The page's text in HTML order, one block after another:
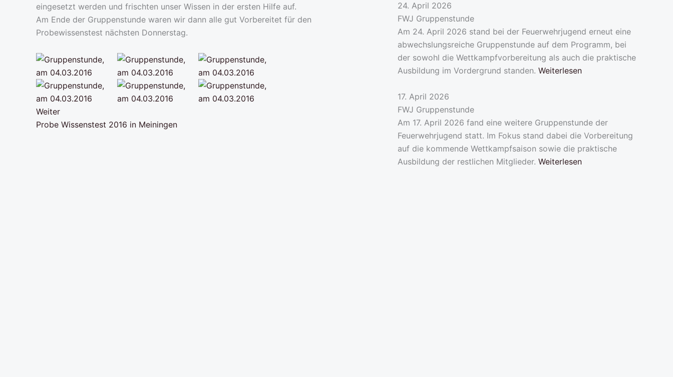
eingesetzt werden und frischten unser Wissen in der ersten Hilfe auf.
Am Ende der Gruppenstunde waren wir dann alle gut Vorbereitet für den
Probewissenstest nächsten Donnerstag.
Weiter
Probe Wissenstest 2016 in Meiningen
24. April 2026
FWJ Gruppenstunde
Am 24. April 2026 stand bei der Feuerwehrjugend erneut eine
abwechslungsreiche Gruppenstunde auf dem Programm, bei
der sowohl die Wettkampfvorbereitung als auch die praktische
Ausbildung im Vordergrund standen. Weiterlesen
17. April 2026
FWJ Gruppenstunde
Am 17. April 2026 fand eine weitere Gruppenstunde der
Feuerwehrjugend statt. Im Fokus stand dabei die Vorbereitung
auf die kommende Wettkampfsaison sowie die praktische
Ausbildung der restlichen Mitglieder. Weiterlesen